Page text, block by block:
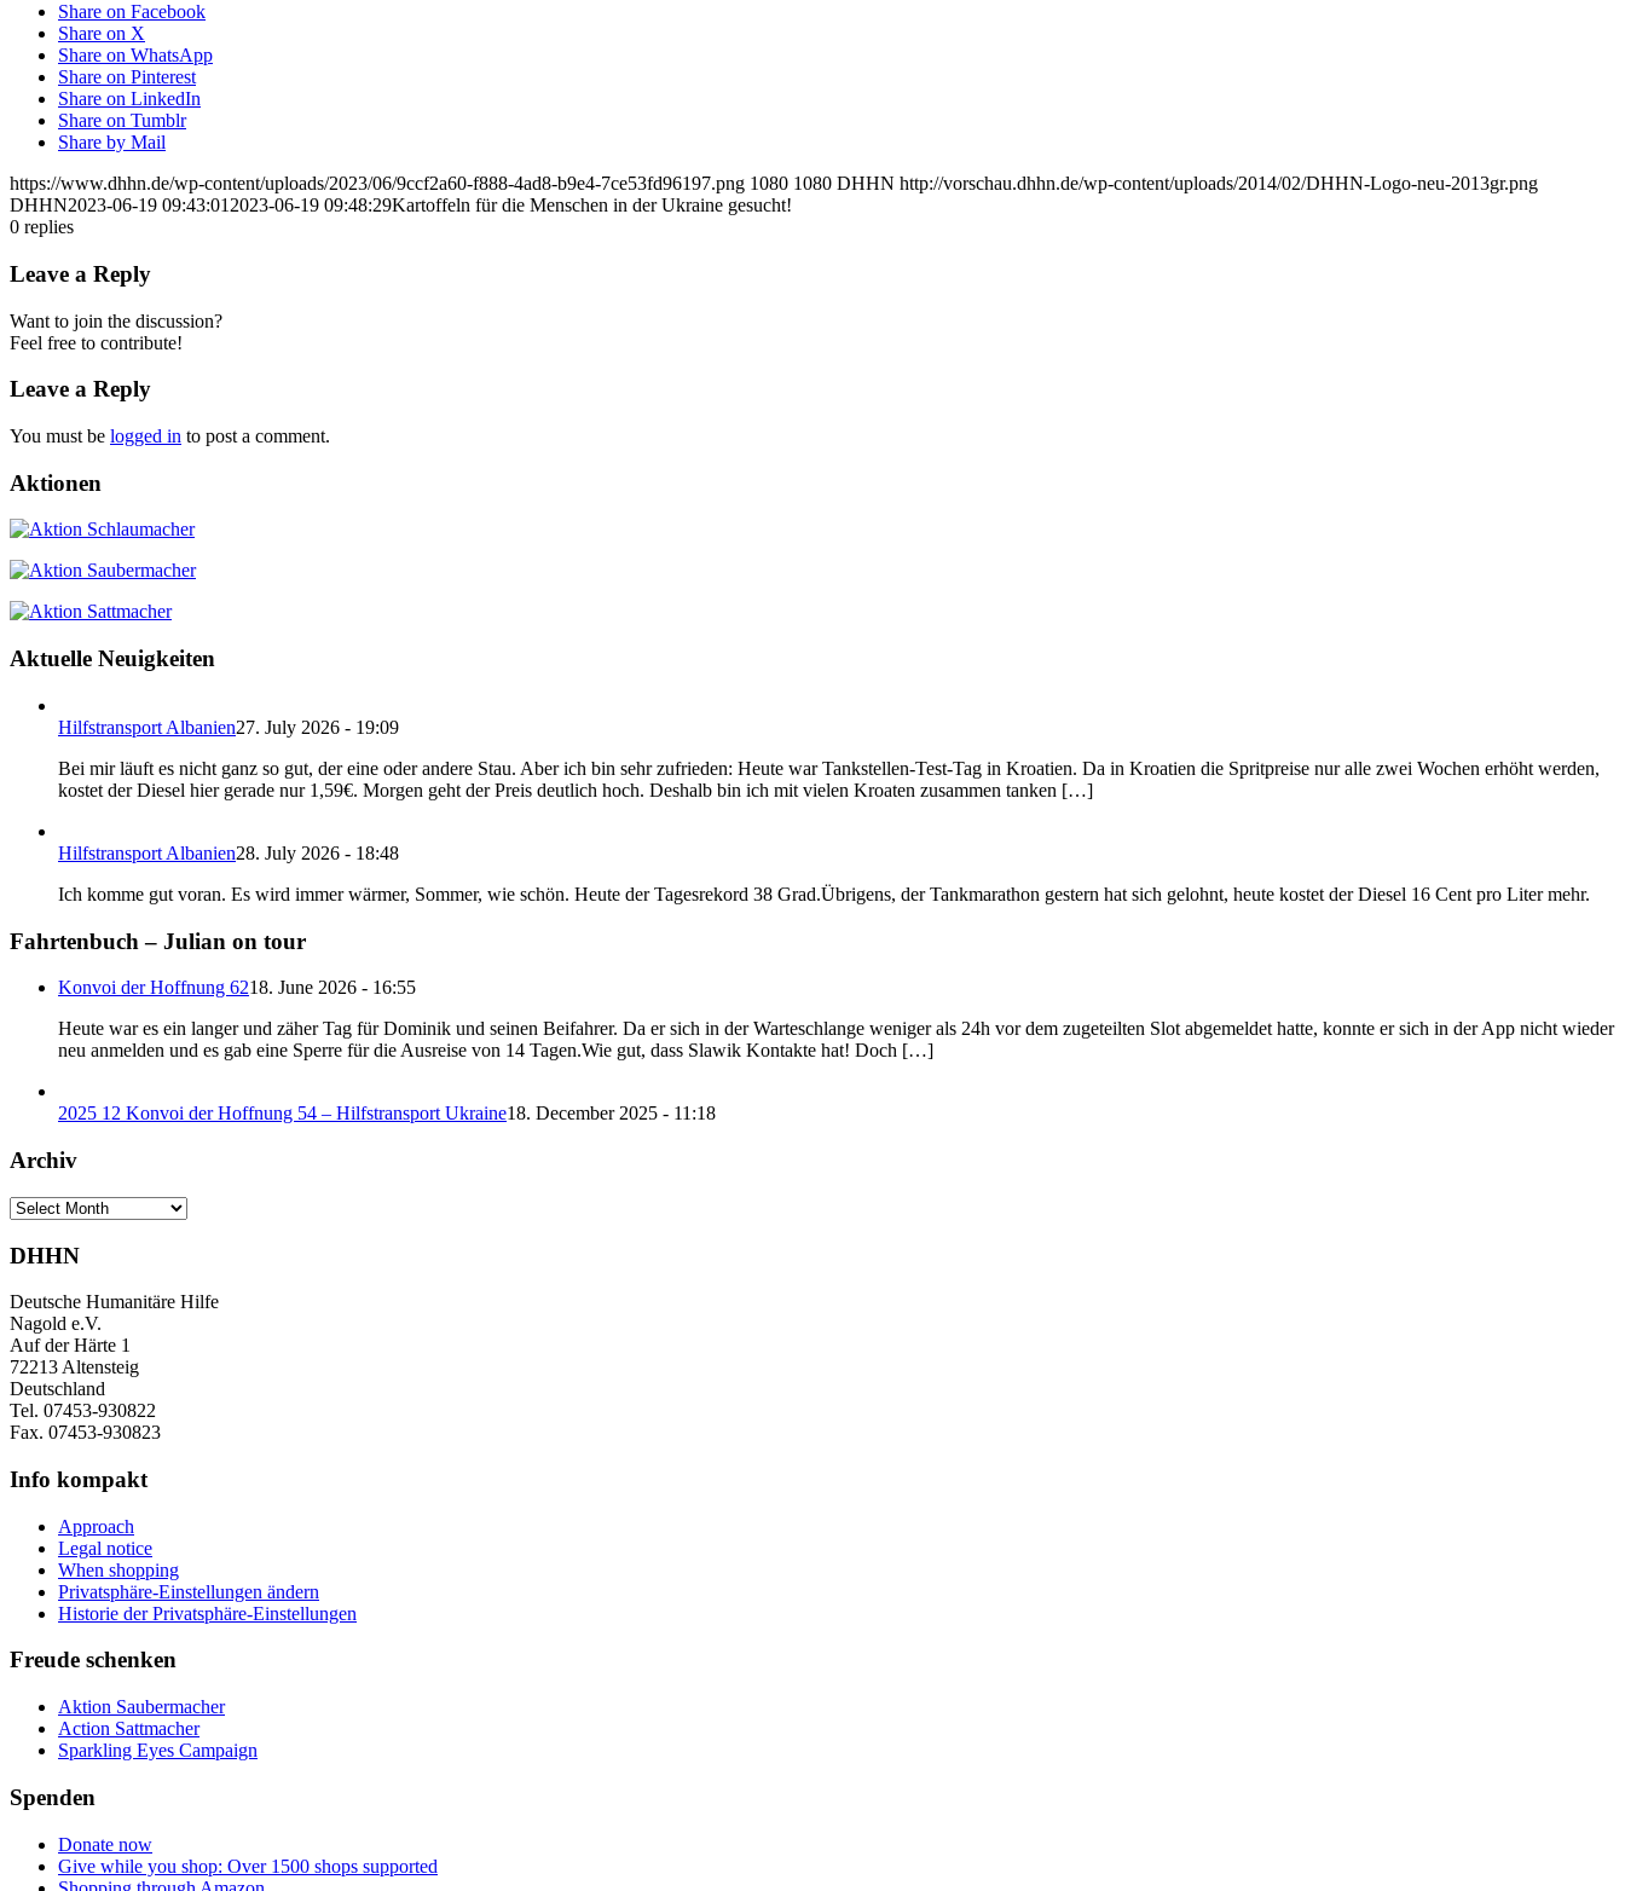
Share on Facebook
Share on X
Share on WhatsApp
Share on Pinterest
Share on LinkedIn
Share on Tumblr
Share by Mail
https://www.dhhn.de/wp-content/uploads/2023/06/9ccf2a60-f888-4ad8-b9e4-7ce53fd96197.png 1080 1080 DHHN http://vorschau.dhhn.de/wp-content/uploads/2014/02/DHHN-Logo-neu-2013gr.png
DHHN2023-06-19 09:43:01 2023-06-19 09:48:29Kartoffeln für die Menschen in der Ukraine gesucht!
0 replies
Leave a Reply
Want to join the discussion?
Feel free to contribute!
Leave a Reply
You must be logged in to post a comment.
Aktionen
Aktuelle Neuigkeiten
Hilfstransport Albanien27. July 2026 - 19:09
Bei mir läuft es nicht ganz so gut, der eine oder andere Stau. Aber ich bin sehr zufrieden: Heute war Tankstellen-Test-Tag in Kroatien. Da in Kroatien die Spritpreise nur alle zwei Wochen erhöht werden,
kostet der Diesel hier gerade nur 1,59€. Morgen geht der Preis deutlich hoch. Deshalb bin ich mit vielen Kroaten zusammen tanken […]
Hilfstransport Albanien28. July 2026 - 18:48
Ich komme gut voran. Es wird immer wärmer, Sommer, wie schön. Heute der Tagesrekord 38 Grad.Übrigens, der Tankmarathon gestern hat sich gelohnt, heute kostet der Diesel 16 Cent pro Liter mehr.
Fahrtenbuch – Julian on tour
Konvoi der Hoffnung 6218. June 2026 - 16:55
Heute war es ein langer und zäher Tag für Dominik und seinen Beifahrer. Da er sich in der Warteschlange weniger als 24h vor dem zugeteilten Slot abgemeldet hatte, konnte er sich in der App nicht wieder
neu anmelden und es gab eine Sperre für die Ausreise von 14 Tagen.Wie gut, dass Slawik Kontakte hat! Doch […]
2025 12 Konvoi der Hoffnung 54 – Hilfstransport Ukraine18. December 2025 - 11:18
Archiv
Archiv
DHHN
Deutsche Humanitäre Hilfe
Nagold e.V.
Auf der Härte 1
72213 Altensteig
Deutschland
Tel. 07453-930822
Fax. 07453-930823
Info kompakt
Approach
Legal notice
When shopping
Privatsphäre-Einstellungen ändern
Historie der Privatsphäre-Einstellungen
Freude schenken
Aktion Saubermacher
Action Sattmacher
Sparkling Eyes Campaign
Spenden
Donate now
Give while you shop: Over 1500 shops supported